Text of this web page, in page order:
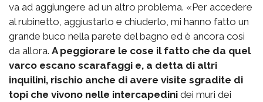
va ad aggiungere ad un altro problema. «Per accedere
al rubinetto, aggiustarlo e chiuderlo, mi hanno fatto un
grande buco nella parete del bagno ed è ancora così
da allora. A peggiorare le cose il fatto che da quel
varco escano scarafaggi e, a detta di altri
inquilini, rischio anche di avere visite sgradite di
topi che vivono nelle intercapedini dei muri dei